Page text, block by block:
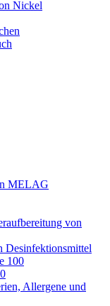
Nickel
MELAG
von
Desinfektionsmittel
100
Allergene und